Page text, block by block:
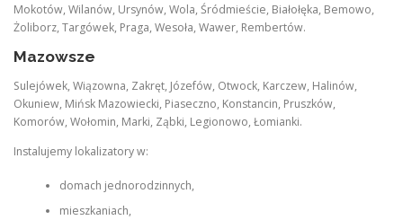
Mokotów, Wilanów, Ursynów, Wola, Śródmieście, Białołęka, Bemowo,
Żoliborz, Targówek, Praga, Wesoła, Wawer, Rembertów.
Mazowsze
Sulejówek, Wiązowna, Zakręt, Józefów, Otwock, Karczew, Halinów,
Okuniew, Mińsk Mazowiecki, Piaseczno, Konstancin, Pruszków,
Komorów, Wołomin, Marki, Ząbki, Legionowo, Łomianki.
Instalujemy lokalizatory w:
domach jednorodzinnych,
mieszkaniach,